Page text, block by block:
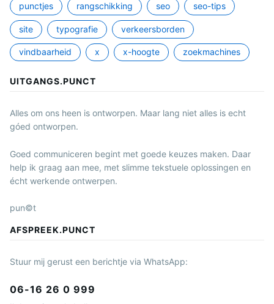
punctjes rangschikking seo seo-tips
site typografie verkeersborden
vindbaarheid x x-hoogte zoekmachines
UITGANGS.PUNCT
Alles om ons heen is ontworpen. Maar lang niet alles is echt
góed ontworpen.
Goed communiceren begint met goede keuzes maken. Daar
help ik graag aan mee, met slimme tekstuele oplossingen en
écht werkende ontwerpen.
pun©t
AFSPREEK.PUNCT
Stuur mij gerust een berichtje via WhatsApp:
06-16 26 0 999